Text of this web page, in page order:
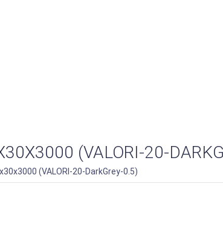
(VALORI-20-
(VALORI-20-DarkGrey-0.5)